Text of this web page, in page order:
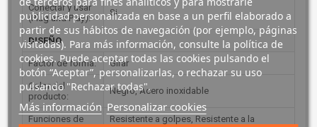
Conectar y usar
(Plug and Play):
Si
DISEÑO
Factor de forma: Girar
Color del
producto:
Negro, Acero inoxidable
Funciones de
Resistente a golpes, Resistente a la
publicidad personalizada en base a un perfil elaborado a
partir de sus hábitos de navegación (por ejemplo, páginas
visitadas). Para más información, consulte la política de
cookies. Puede aceptar todas las cookies pulsando el
botón “Aceptar”, personalizarlas, o rechazar su uso
pulsando "Rechazar todas".
Más información Personalizar cookies